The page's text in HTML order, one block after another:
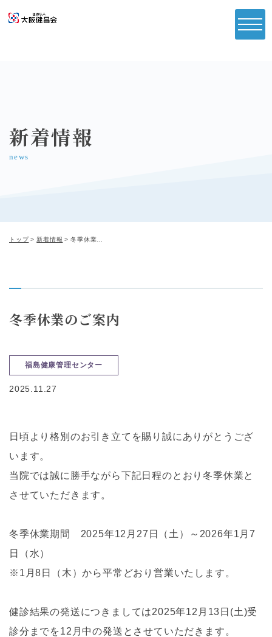
新着情報
news
トップ 新着情報
冬季休業のご案内
福島健康管理センター
2025.11.27
日頃より格別のお引き立てを賜り誠にありがとうござ
います。
当院では誠に勝手ながら下記日程のとおり冬季休業と
させていただきます。
冬季休業期間 2025年12月27日（土）～2026年1月7
日（水）
※1月8日（木）から平常どおり営業いたします。
健診結果の発送につきましては2025年12月13日(土)受
診分までを12月中の発送とさせていただきます。